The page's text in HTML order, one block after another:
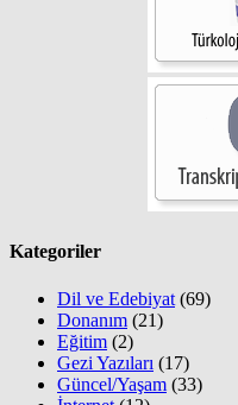
Kategoriler
Dil ve Edebiyat (69)
Donanım (21)
Eğitim (2)
Gezi Yazıları (17)
Güncel/Yaşam (33)